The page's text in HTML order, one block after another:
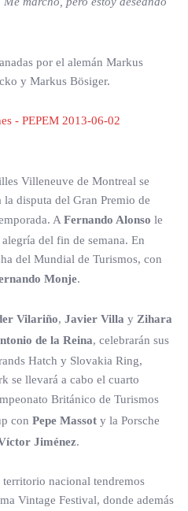
por el alemán Markus
y Markus Bösiger.
Villeneuve de Montreal se
la disputa del Gran Premio de
A Fernando Alonso le
del fin de semana. En
del Mundial de Turismos, con
Monje.
Vilariño, Javier Villa y Zihara
de la Reina, celebrarán sus
Hatch y Slovakia Ring,
se llevará a cabo el cuarto
Británico de Turismos
con Pepe Massot y la Porsche
Jiménez.
nacional tendremos
Vintage Festival, donde además